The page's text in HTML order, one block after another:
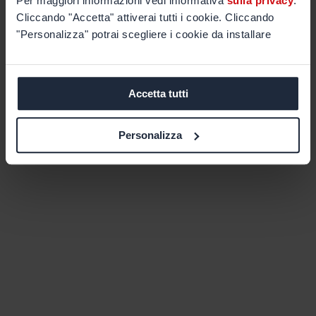
Cliccando "Accetta" attiverai tutti i cookie. Cliccando
"Personalizza" potrai scegliere i cookie da installare
Accetta tutti
Personalizza